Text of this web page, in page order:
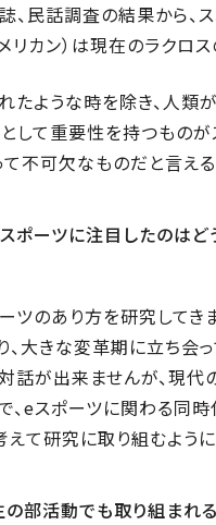
民話調査の結果から、
リカン）は現在のラクロ
たような時を除き、人
して重要性を持つもの
不可欠なものだと言える
ポーツに注目したのはど
ツのあり方を研究してき
大きな変革期に立ち会
が出来ませんが、現代
eスポーツに関わる同
て研究に取り組むように
部活動でも取り組まれる